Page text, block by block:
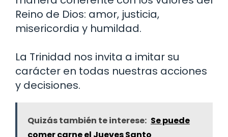
Reino de Dios: amor, justicia,
misericordia y humildad.
La Trinidad nos invita a imitar su
carácter en todas nuestras acciones
y decisiones.
Quizás también te interese: Se puede